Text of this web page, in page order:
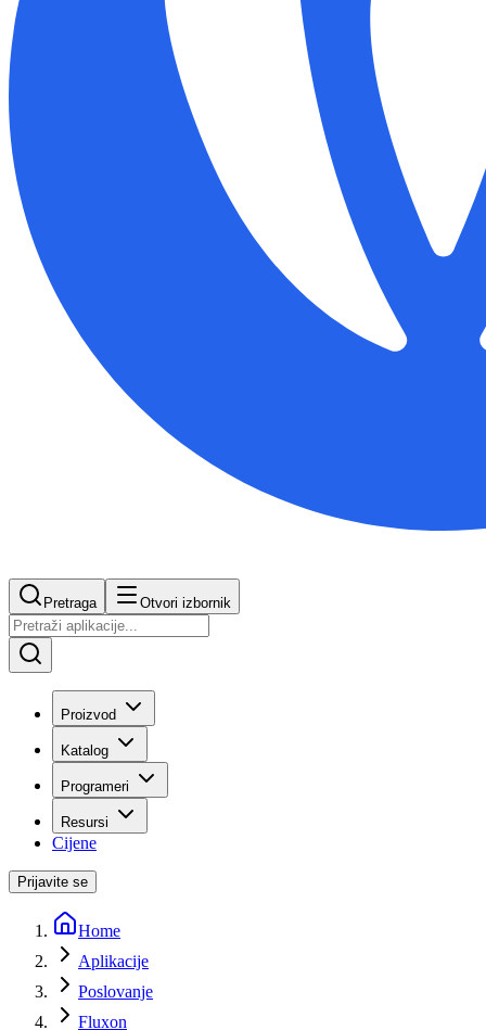
Pretraga Otvori izbornik
Proizvod
Katalog
Programeri
Resursi
Cijene
Prijavite se
Home
Aplikacije
Poslovanje
Fluxon